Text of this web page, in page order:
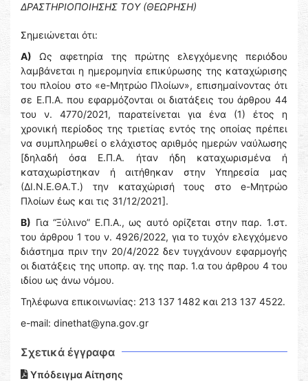
ΔΡΑΣΤΗΡΙΟΠΟΙΗΣΗΣ ΤΟΥ (ΘΕΩΡΗΣΗ)
Σημειώνεται ότι:
Α) Ως αφετηρία της πρώτης ελεγχόμενης περιόδου
λαμβάνεται η ημερομηνία επικύρωσης της καταχώρισης
του πλοίου στο «e-Μητρώο Πλοίων», επισημαίνοντας ότι
σε Ε.Π.Α. που εφαρμόζονται οι διατάξεις του άρθρου 44
του ν. 4770/2021, παρατείνεται για ένα (1) έτος η
χρονική περίοδος της τριετίας εντός της οποίας πρέπει
να συμπληρωθεί ο ελάχιστος αριθμός ημερών ναύλωσης
[δηλαδή όσα Ε.Π.Α. ήταν ήδη καταχωρισμένα ή
καταχωρίστηκαν ή αιτήθηκαν στην Υπηρεσία μας
(ΔΙ.Ν.Ε.ΘΑ.Τ.) την καταχώρισή τους στο e-Μητρώο
Πλοίων έως και τις 31/12/2021].
Β) Για “Ξύλινο” Ε.Π.Α., ως αυτό ορίζεται στην παρ. 1.στ.
του άρθρου 1 του ν. 4926/2022, για το τυχόν ελεγχόμενο
διάστημα πριν την 20/4/2022 δεν τυγχάνουν εφαρμογής
οι διατάξεις της υποπρ. αγ. της παρ. 1.α του άρθρου 4 του
ιδίου ως άνω νόμου.
Τηλέφωνα επικοινωνίας: 213 137 1482 και 213 137 4522.
e-mail: dinethat@yna.gov.gr
Σχετικά έγγραφα
Υπόδειγμα Αίτησης